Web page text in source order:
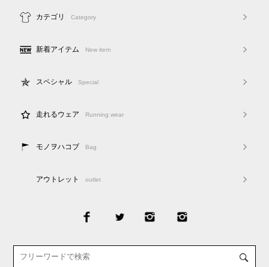
カテゴリ Category
新着アイテム New item
スペシャル Special
走れるウェア Running wear
モノヲハコブ Bag
アウトレット outlet